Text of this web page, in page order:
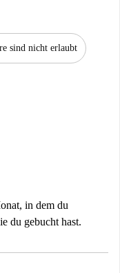
sind nicht erlaubt
in dem du
du gebucht hast.